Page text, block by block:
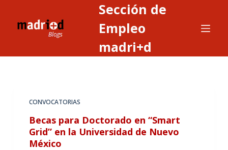
Sección de
Empleo
madri+d
CONVOCATORIAS
Becas para Doctorado en “Smart
Grid” en la Universidad de Nuevo
México